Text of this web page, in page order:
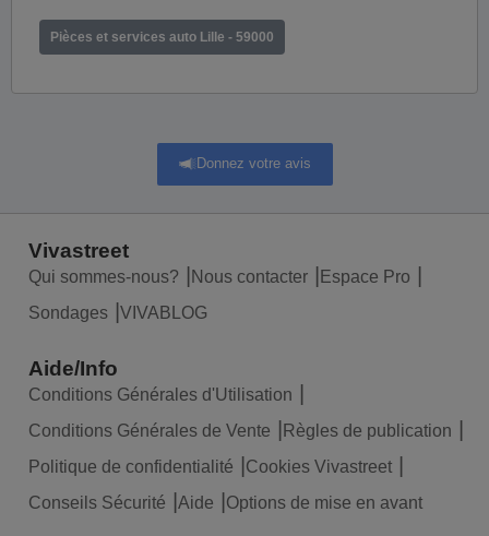
Pièces et services auto Lille - 59000
Donnez votre avis
Vivastreet
Qui sommes-nous? Nous contacter
Espace Pro
Sondages
VIVABLOG
Aide/Info
Conditions Générales d'Utilisation
Conditions Générales de Vente
Règles de publication
Politique de confidentialité
Cookies Vivastreet
Conseils Sécurité
Aide Options de mise en avant